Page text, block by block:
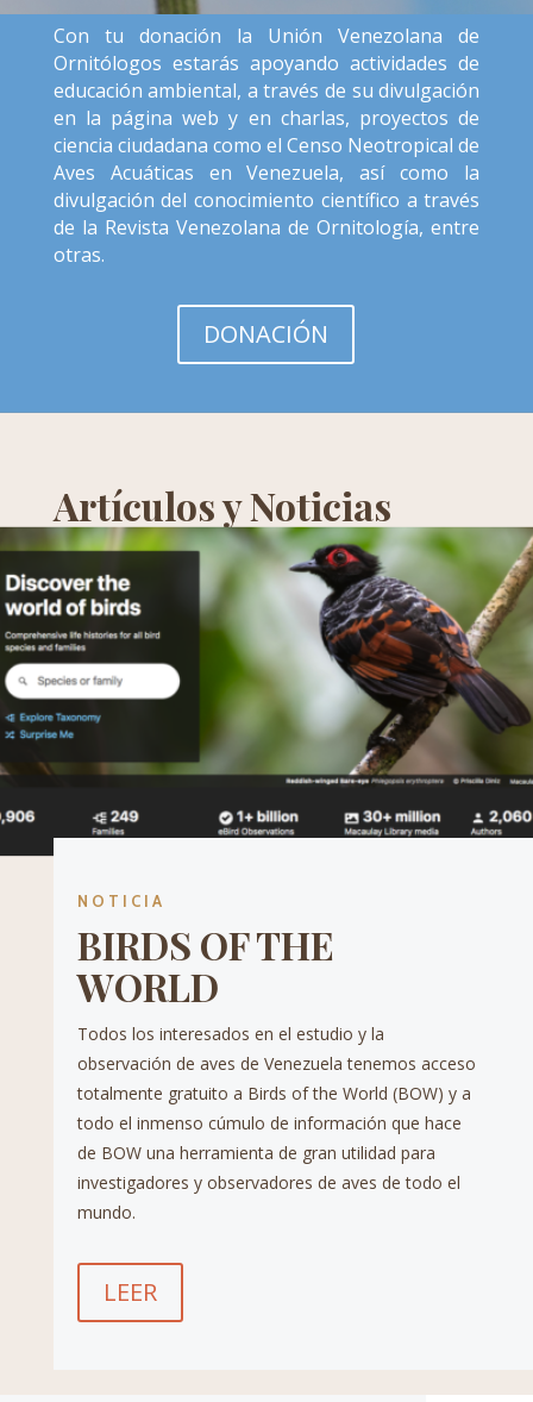
Con tu donación la Unión Venezolana de
Ornitólogos estarás apoyando actividades de
educación ambiental, a través de su divulgación
en la página web y en charlas, proyectos de
ciencia ciudadana como el Censo Neotropical de
Aves Acuáticas en Venezuela, así como la
divulgación del conocimiento científico a través
de la Revista Venezolana de Ornitología, entre
otras.
DONACIÓN
Artículos y Noticias
NOTICIA
BIRDS OF THE
WORLD
Todos los interesados en el estudio y la
observación de aves de Venezuela tenemos acceso
totalmente gratuito a Birds of the World (BOW) y a
todo el inmenso cúmulo de información que hace
de BOW una herramienta de gran utilidad para
investigadores y observadores de aves de todo el
mundo.
LEER